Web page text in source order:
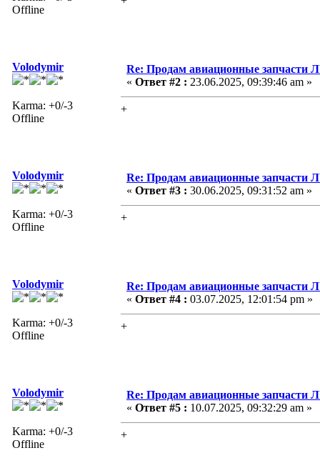
Offline
Volodymir
Karma: +0/-3
Offline
Re: Продам авиационные запчасти
« Ответ #2 : 23.06.2025, 09:39:46 am »
+
Volodymir
Karma: +0/-3
Offline
Re: Продам авиационные запчасти
« Ответ #3 : 30.06.2025, 09:31:52 am »
+
Volodymir
Karma: +0/-3
Offline
Re: Продам авиационные запчасти
« Ответ #4 : 03.07.2025, 12:01:54 pm »
+
Volodymir
Karma: +0/-3
Offline
Re: Продам авиационные запчасти
« Ответ #5 : 10.07.2025, 09:32:29 am »
+